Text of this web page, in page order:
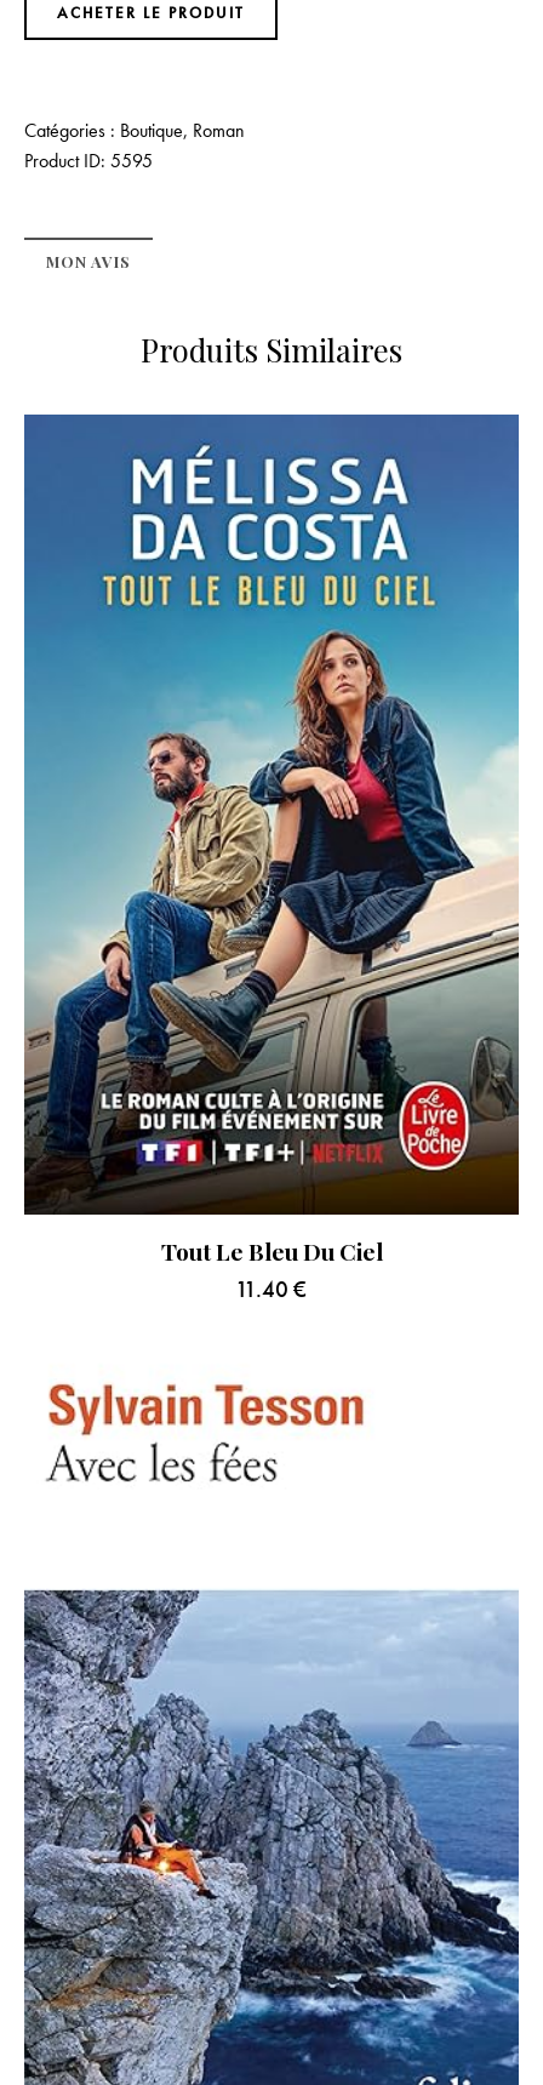
ACHETER LE PRODUIT
Catégories : Boutique, Roman
Product ID: 5595
MON AVIS
Produits Similaires
Tout Le Bleu Du Ciel
11.40 €